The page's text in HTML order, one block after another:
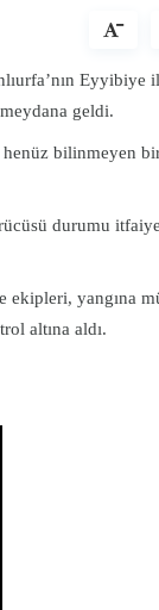
Eyyibiye
geldi.
bilinmeyen
durumu
ekipleri, yangına
altına aldı.